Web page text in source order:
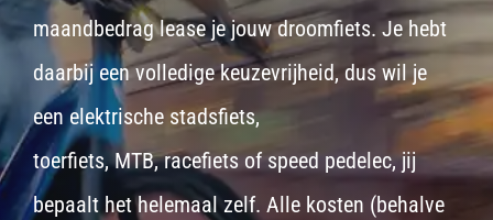
maandbedrag lease je jouw droomfiets. Je hebt
daarbij een volledige keuzevrijheid, dus wil je
eenelektrische stadsfiets,
toerfiets,MTB,racefietsof speed pedelec, jij
bepaalt het helemaal zelf. Alle kosten (behalve